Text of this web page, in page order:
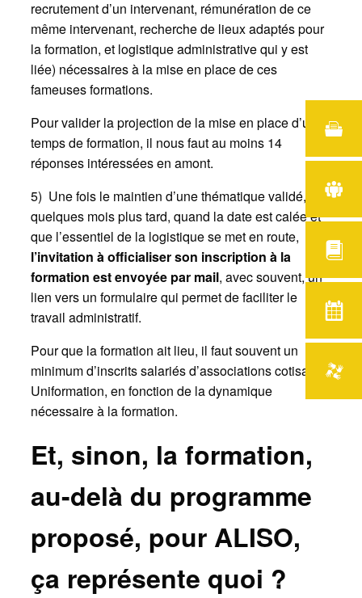
recrutement d’un intervenant, rémunération de ce
même intervenant, recherche de lieux adaptés pour
la formation, et logistique administrative qui y est
liée) nécessaires à la mise en place de ces
fameuses formations.
Pour valider la projection de la mise en place d’un
temps de formation, il nous faut au moins 14
réponses intéressées en amont.
5) Une fois le maintien d’une thématique validé,
quelques mois plus tard, quand la date est calée et
que l’essentiel de la logistique se met en route,
l’invitation à officialiser son inscription à la
formation est envoyée par mail, avec souvent, un
lien vers un formulaire qui permet de faciliter le
travail administratif.
Pour que la formation ait lieu, il faut souvent un
minimum d’inscrits salariés d’associations cotisant à
Uniformation, en fonction de la dynamique
nécessaire à la formation.
Et, sinon, la formation,
au-delà du programme
proposé, pour ALISO,
ça représente quoi ?